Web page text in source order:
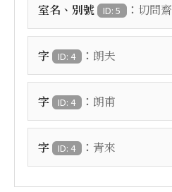
室名、別號 ID: 5 ： 切問齋
字 ID: 4 ： 朗夫
字 ID: 4 ： 朗甫
字 ID: 4 ： 青來